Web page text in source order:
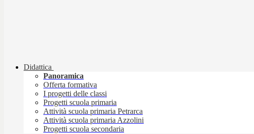
Didattica
Panoramica
Offerta formativa
I progetti delle classi
Progetti scuola primaria
Attività scuola primaria Petrarca
Attività scuola primaria Azzolini
Progetti scuola secondaria